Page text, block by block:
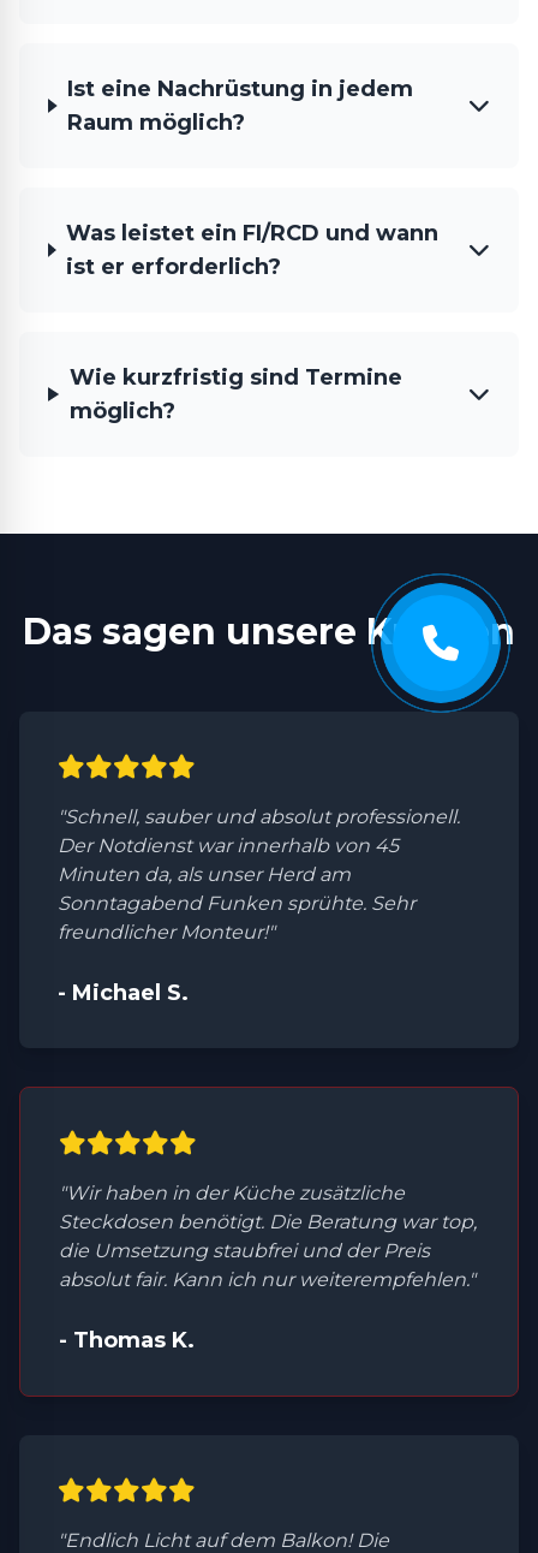
Ist eine Nachrüstung in jedem
Raum möglich?
Was leistet ein FI/RCD und wann
ist er erforderlich?
Wie kurzfristig sind Termine
möglich?
Das sagen unsere Kunden
"Schnell, sauber und absolut professionell.
Der Notdienst war innerhalb von 45
Minuten da, als unser Herd am
Sonntagabend Funken sprühte. Sehr
freundlicher Monteur!"
- Michael S.
"Wir haben in der Küche zusätzliche
Steckdosen benötigt. Die Beratung war top,
die Umsetzung staubfrei und der Preis
absolut fair. Kann ich nur weiterempfehlen."
- Thomas K.
"Endlich Licht auf dem Balkon! Die